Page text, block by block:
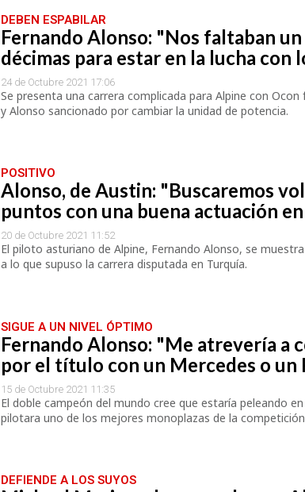
DEBEN ESPABILAR
Fernando Alonso: "Nos faltaban un
décimas para estar en la lucha con
24 de Octubre 2021 17:06
Se presenta una carrera complicada para Alpine con Ocon
y Alonso sancionado por cambiar la unidad de potencia.
POSITIVO
Alonso, de Austin: "Buscaremos
puntos con una buena actuación
20 de Octubre 2021 11:52
El piloto asturiano de Alpine, Fernando Alonso, se
a lo que supuso la carrera disputada en Turquía.
SIGUE A UN NIVEL ÓPTIMO
Fernando Alonso: "Me atrevería a
por el título con un Mercedes o un
15 de Octubre 2021 11:35
El doble campeón del mundo cree que estaría peleando
pilotara uno de los mejores monoplazas de la
DEFIENDE A LOS SUYOS